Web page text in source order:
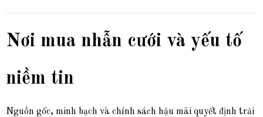
Nơi mua nhẫn cưới và yếu tố
niềm tin
Nguồn gốc, minh bạch và chính sách hậu mãi quyết định trải